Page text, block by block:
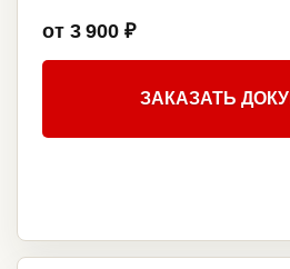
от 3 900 ₽
ЗАКАЗАТЬ